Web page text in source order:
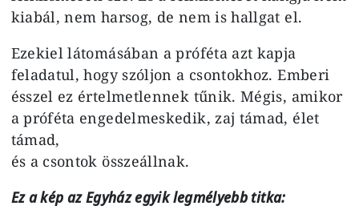
kiabál, nem harsog, de nem is hallgat el.
Ezekiel látomásában a próféta azt kapja
feladatul, hogy szóljon a csontokhoz. Emberi
ésszel ez értelmetlennek tűnik. Mégis, amikor
a próféta engedelmeskedik, zaj támad, élet
támad,
és a csontok összeállnak.
Ez a kép az Egyház egyik legmélyebb titka: